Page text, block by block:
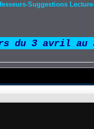
Suggestions
du 3 avril